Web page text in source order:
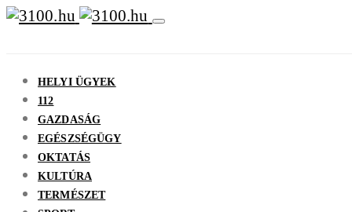
HELYI ÜGYEK
112
GAZDASÁG
EGÉSZSÉGÜGY
OKTATÁS
KULTÚRA
TERMÉSZET